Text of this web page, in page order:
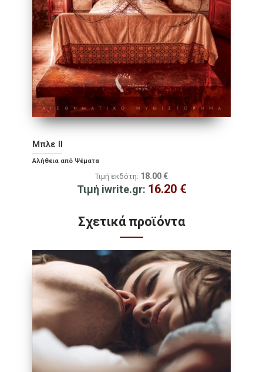
Μπλε II
Αλήθεια από Ψέματα
Τιμή εκδότη: 18.00 €
Τιμή iwrite.gr: 16.20 €
Σχετικά προϊόντα